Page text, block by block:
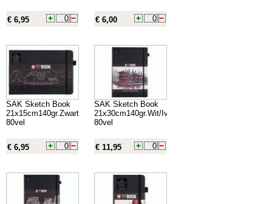
€ 6,95 € 6,00
SAK Sketch Book
21x15cm140gr.Zwart
80vel
€ 6,95
SAK Sketch Book
21x30cm140gr.Wit/Ivoor
80vel
€ 11,95